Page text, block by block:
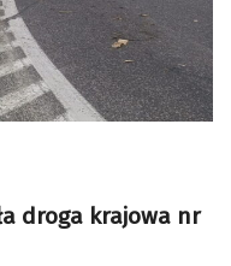
droga krajowa nr